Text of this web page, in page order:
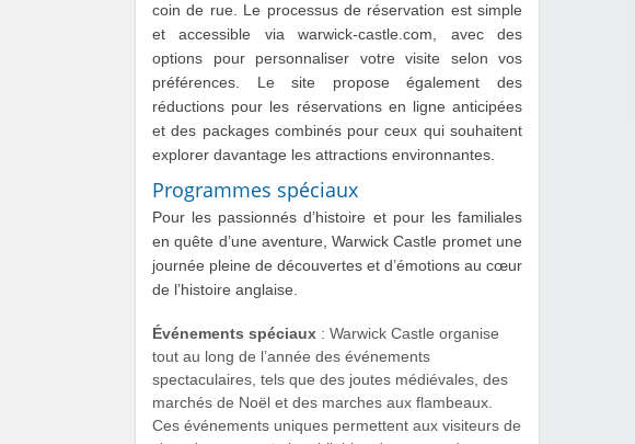
coin de rue. Le processus de réservation est simple
et accessible via warwick-castle.com, avec des
options pour personnaliser votre visite selon vos
préférences. Le site propose également des
réductions pour les réservations en ligne anticipées
et des packages combinés pour ceux qui souhaitent
explorer davantage les attractions environnantes.
Programmes spéciaux
Pour les passionnés d’histoire et pour les familiales
en quête d’une aventure, Warwick Castle promet une
journée pleine de découvertes et d’émotions au cœur
de l’histoire anglaise.
Événements spéciaux : Warwick Castle organise
tout au long de l’année des événements
spectaculaires, tels que des joutes médiévales, des
marchés de Noël et des marches aux flambeaux.
Ces événements uniques permettent aux visiteurs de